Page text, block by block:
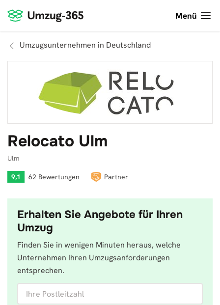
Menü
Umzugsunternehmen in Deutschland
Relocato Ulm
Ulm
9,1 62 Bewertungen Partner
Erhalten Sie Angebote für Ihren
Umzug
Finden Sie in wenigen Minuten heraus, welche
Unternehmen Ihren Umzugsanforderungen
entsprechen.